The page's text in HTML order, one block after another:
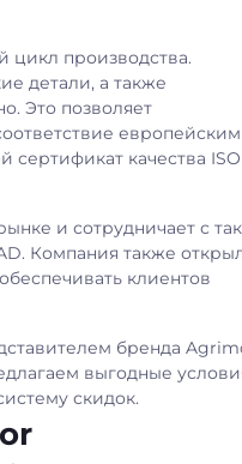
производства.
детали, а также
Это позволяет
европейским
качества ISO
и сотрудничает с
Компания также
клиентов
бренда
выгодные
скидок.